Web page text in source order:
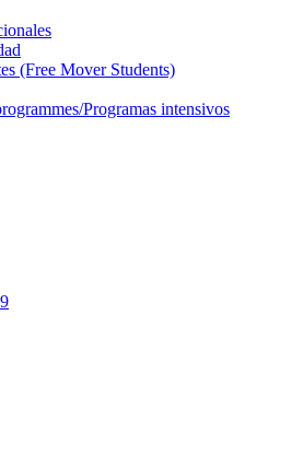
(Free Mover Students)
Programas intensivos